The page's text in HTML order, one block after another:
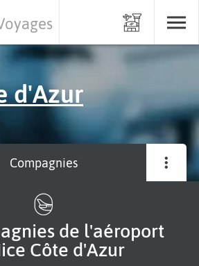
d'Azur
Compagnies
Côte d'Azur